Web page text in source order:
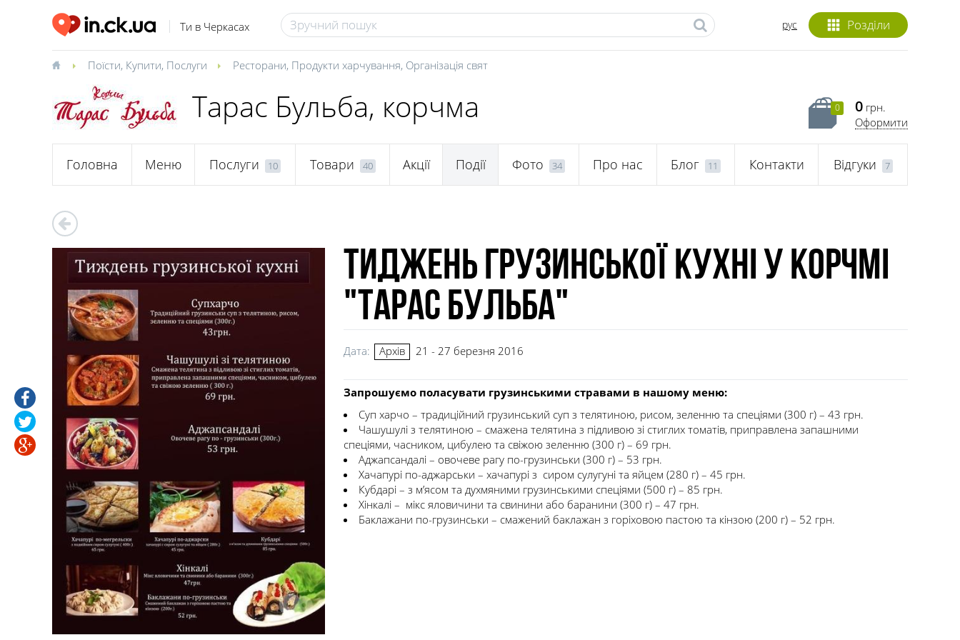
Ти в Черкасах Розділи
рус
Поїсти, Купити, Послуги Ресторани, Продукти харчування, Організація свят
Тарас Бульба, корчма 0 0 грн.
Оформити
Головна Меню Послуги 10 Товари 40 Акції Події Фото 34 Про нас Блог 11 Контакти Відгуки 7
Тиджень грузинської кухні у корчмі
"Тарас Бульба"
Дата: Архів 21 - 27 березня 2016
Запрошуємо поласувати грузинськими стравами в нашому меню:
Суп харчо – традиційний грузинський суп з телятиною, рисом, зеленню та спеціями (300 г) – 43 грн.
Чашушулі з телятиною – смажена телятина з підливою зі стиглих томатів, приправлена запашними
спеціями, часником, цибулею та свіжою зеленню (300 г) – 69 грн.
Аджапсандалі – овочеве рагу по-грузинськи (300 г) – 53 грн.
Хачапурі по-аджарськи – хачапурі з сиром сулугуні та яйцем (280 г) – 45 грн.
Кубдарі – з м’ясом та духмяними грузинськими спеціями (500 г) – 85 грн.
Хінкалі – мікс яловичини та свинини або баранини (300 г) – 47 грн.
Баклажани по-грузинськи – смажений баклажан з горіховою пастою та кінзою (200 г) – 52 грн.